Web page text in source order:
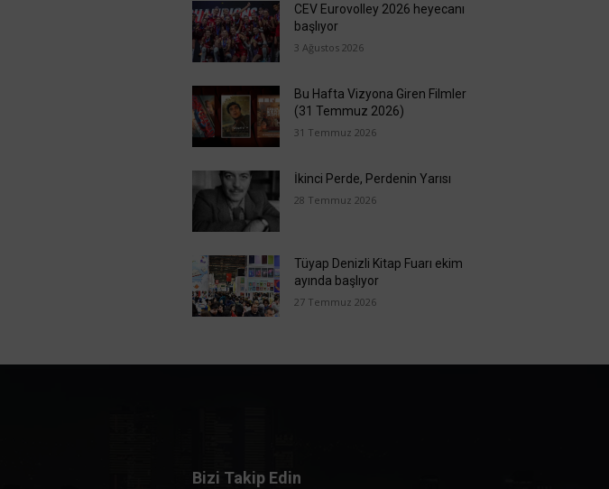
CEV Eurovolley 2026 heyecanı
başlıyor
3 Ağustos 2026
Bu Hafta Vizyona Giren Filmler
(31 Temmuz 2026)
31 Temmuz 2026
İkinci Perde, Perdenin Yarısı
28 Temmuz 2026
Tüyap Denizli Kitap Fuarı ekim
ayında başlıyor
27 Temmuz 2026
Bizi Takip Edin